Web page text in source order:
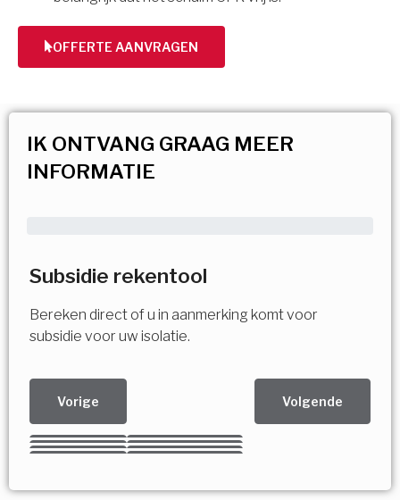
OFFERTE AANVRAGEN
IK ONTVANG GRAAG MEER
INFORMATIE
Subsidie rekentool
Bereken direct of u in aanmerking komt voor
subsidie voor uw isolatie.
Vorige Volgende
Kies uw Isolatiemaatregel
Meerdere keuzes mogelijk
Vorige Volgende